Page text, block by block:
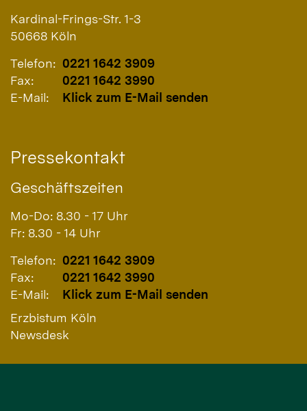
Kardinal-Frings-Str. 1-3
50668 Köln
Telefon: 0221 1642 3909
Fax:
0221 1642 3990
E-Mail:
Klick zum E-Mail senden
Pressekontakt
Geschäftszeiten
Mo-Do: 8.30 - 17 Uhr
Fr: 8.30 - 14 Uhr
Telefon: 0221 1642 3909
Fax:
0221 1642 3990
E-Mail:
Klick zum E-Mail senden
Erzbistum Köln
Newsdesk